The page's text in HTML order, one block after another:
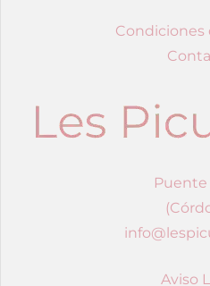
Condiciones
Puente
Aviso